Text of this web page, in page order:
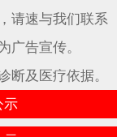
请速与我们联系
广告宣传。
断及医疗依据。
示